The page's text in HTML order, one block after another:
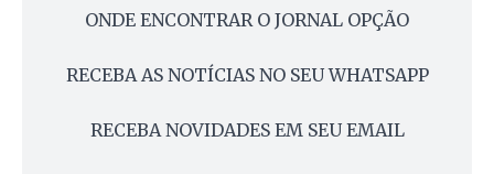
ONDE ENCONTRAR O JORNAL OPÇÃO
RECEBA AS NOTÍCIAS NO SEU WHATSAPP
RECEBA NOVIDADES EM SEU EMAIL